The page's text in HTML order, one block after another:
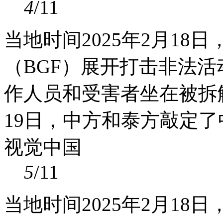
4/11
当地时间2025年2月18日
（BGF）展开打击非法
作人员和受害者坐在被
19日，中方和泰方敲定
视觉中国
5/11
当地时间2025年2月18日